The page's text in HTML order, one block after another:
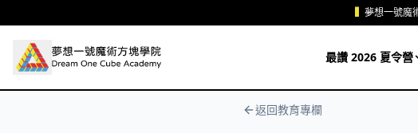
夢想一號魔
最讚 2026 夏令營
返回教育專欄